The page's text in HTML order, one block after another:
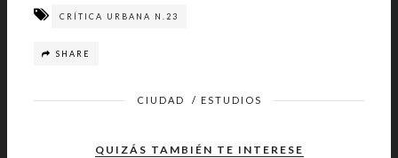
CRÍTICA URBANA N.23
SHARE
CIUDAD / ESTUDIOS
QUIZÁS TAMBIÉN TE INTERESE